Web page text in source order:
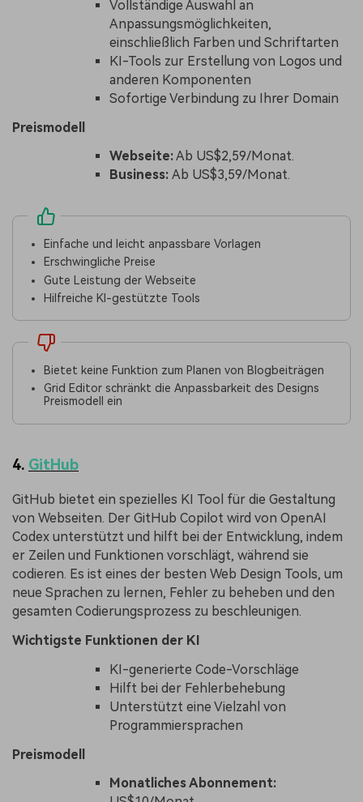
Vollständige Auswahl an
Anpassungsmöglichkeiten,
einschließlich Farben und Schriftarten
KI-Tools zur Erstellung von Logos und
anderen Komponenten
Sofortige Verbindung zu Ihrer Domain
Preismodell
Webseite:Ab US$2,59/Monat.
Business: Ab US$3,59/Monat.
Einfache und leicht anpassbare Vorlagen
Erschwingliche Preise
Gute Leistung der Webseite
Hilfreiche KI-gestützte Tools
Bietet keine Funktion zum Planen von Blogbeiträgen
Grid Editor schränkt die Anpassbarkeit des Designs
Preismodell ein
4. GitHub
GitHub bietet ein spezielles KI Tool für die Gestaltung
von Webseiten. Der GitHub Copilot wird von OpenAI
Codex unterstützt und hilft bei der Entwicklung, indem
er Zeilen und Funktionen vorschlägt, während sie
codieren. Es ist eines der besten Web Design Tools, um
neue Sprachen zu lernen, Fehler zu beheben und den
gesamten Codierungsprozess zu beschleunigen.
Wichtigste Funktionen der KI
KI-generierte Code-Vorschläge
Hilft bei der Fehlerbehebung
Unterstützt eine Vielzahl von
Programmiersprachen
Preismodell
Monatliches Abonnement: